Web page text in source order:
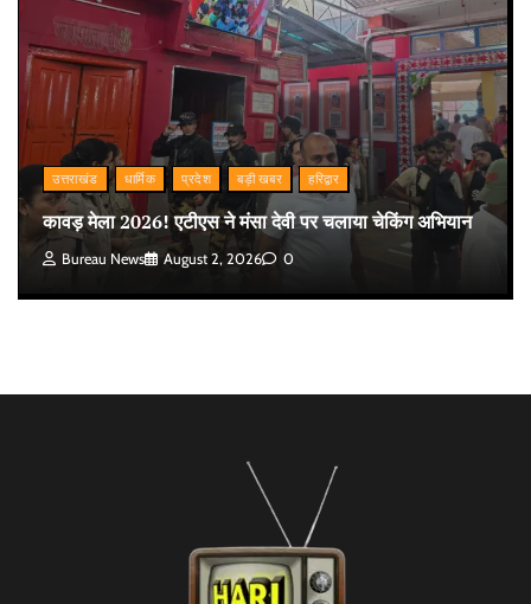
उत्तराखंड धार्मिक प्रदेश बड़ी खबर हरिद्वार
कावड़ मेला 2026! एटीएस ने मंसा देवी पर चलाया चेकिंग अभियान
Bureau News August 2, 2026 0